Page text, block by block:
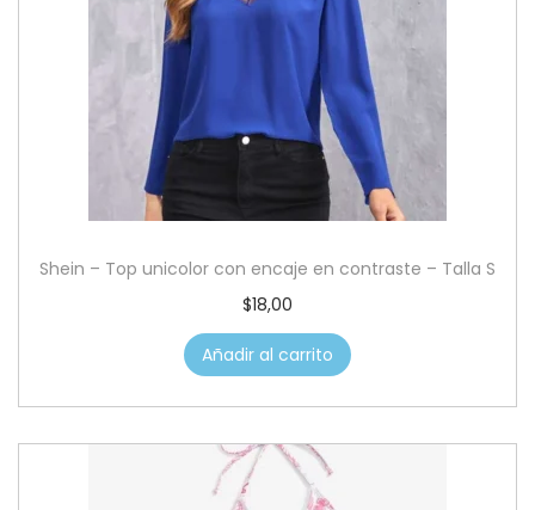
Shein – Top unicolor con encaje en contraste – Talla S
$18,00
Añadir al carrito